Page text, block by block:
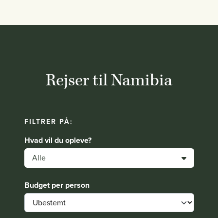
Rejser til Namibia
FILTRER PÅ:
Hvad vil du opleve?
Alle
Budget per person